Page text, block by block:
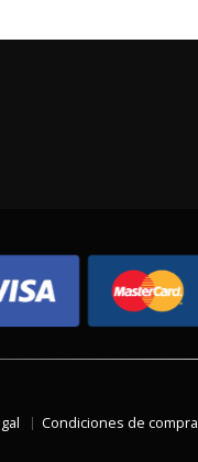
Condiciones de compra